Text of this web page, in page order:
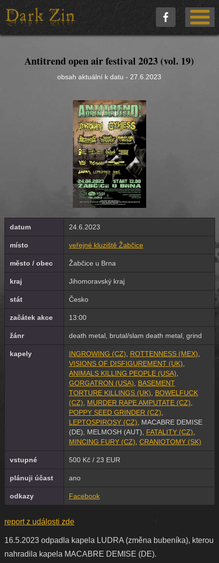
Antitrend open air festival 2023 (vol. 19)
obsah aktuální k datu - 27.6.2023
datum 24.6.2023
místo veřejné kluziště Žabčice
město / obec Žabčice u Brna
kraj Jihomoravský kraj
stát Česko
začátek akce 13:00
žánr death metal, brutal/slam death metal, grind
kapely INGROWING (CZ) ROTTENNESS (MEX)
VISIONS OF DISFIGUREMENT (UK)
ANIMALS KILLING PEOPLE (USA)
GORGATRON (USA)
BASEMENT
TORTURE KILLINGS (UK)
BOWELFUCK
(CZ)
MURDER RAPE AMPUTATE (CZ)
POPPY SEED GRINDER (CZ)
LEPTOSPIROSY (CZ) , MACABRE DEMISE
(DE), MELMOSH (AUT), FATALITY (CZ)
MINCING FURY (CZ) CRANIOTOMY (SK)
vstupné 500 Kč / 23 EUR
plánuji účast ano
odkazy Facebook
report z události zde
16.5.2023 odpadla kapela LUDRA (změna bubeníka), kterou
nahradila kapela MACABRE DEMISE (DE).